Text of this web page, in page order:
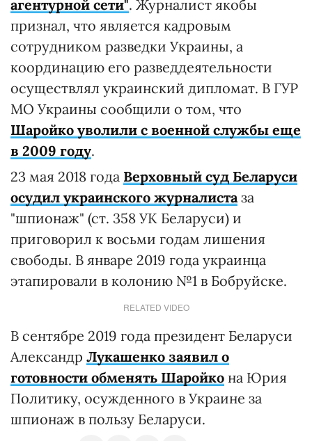
агентурной сети". Журналист якобы
признал, что является кадровым
сотрудником разведки Украины, а
координацию его разведдеятельности
осуществлял украинский дипломат. В ГУР
МО Украины сообщили о том, что
Шаройко уволили с военной службы еще
в 2009 году.
23 мая 2018 года Верховный суд Беларуси
осудил украинского журналиста за
"шпионаж" (ст. 358 УК Беларуси) и
приговорил к восьми годам лишения
свободы. В январе 2019 года украинца
этапировали в колонию №1 в Бобруйске.
RELATED VIDEO
В сентябре 2019 года президент Беларуси
Александр Лукашенко заявил о
готовности обменять Шаройко на Юрия
Политику, осужденного в Украине за
шпионаж в пользу Беларуси.